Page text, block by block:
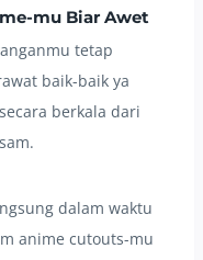
mu Biar Awet
tetap
baik-baik ya
berkala dari
dalam waktu
anime cutouts-mu